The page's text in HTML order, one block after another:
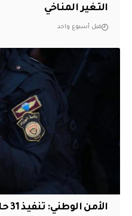
التغير المناخي
قبل أسبوع واحد